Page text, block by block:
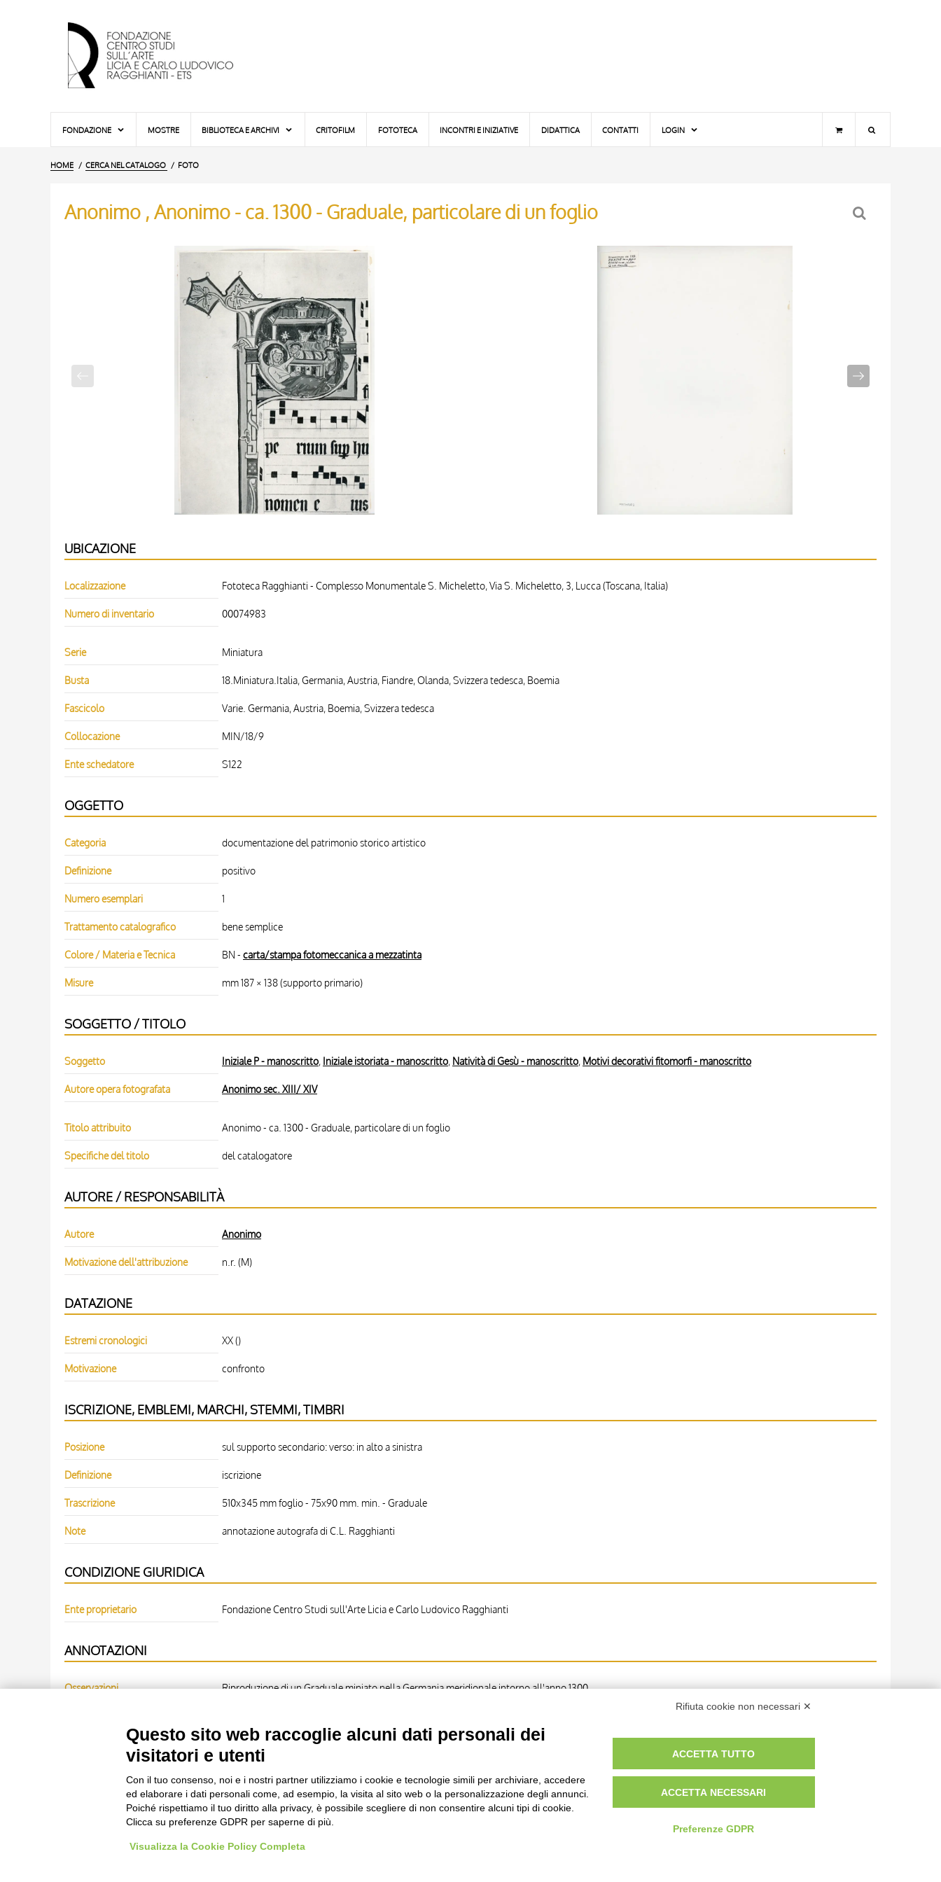
FONDAZIONE MOSTRE BIBLIOTECA E ARCHIVI CRITOFILM FOTOTECA INCONTRI E INIZIATIVE DIDATTICA CONTATTI LOGIN
HOME CERCA NEL CATALOGO FOTO
Anonimo , Anonimo - ca. 1300 - Graduale, particolare di un foglio
UBICAZIONE
Localizzazione Fototeca Ragghianti - Complesso Monumentale S. Micheletto, Via S. Micheletto, 3, Lucca (Toscana, Italia)
Numero di inventario 00074983
Serie Miniatura
Busta 18.Miniatura.Italia, Germania, Austria, Fiandre, Olanda, Svizzera tedesca, Boemia
Fascicolo Varie. Germania, Austria, Boemia, Svizzera tedesca
Collocazione MIN/18/9
Ente schedatore S122
OGGETTO
Categoria documentazione del patrimonio storico artistico
Definizione positivo
Numero esemplari 1
Trattamento catalografico bene semplice
Colore / Materia e Tecnica BN - carta/stampa fotomeccanica a mezzatinta
Misure mm 187 × 138 (supporto primario)
SOGGETTO / TITOLO
Soggetto Iniziale P - manoscritto, Iniziale istoriata - manoscritto, Natività di Gesù - manoscritto, Motivi decorativi fitomorfi - manoscritto
Autore opera fotografata Anonimo sec. XIII/ XIV
Titolo attribuito Anonimo - ca. 1300 - Graduale, particolare di un foglio
Specifiche del titolo del catalogatore
AUTORE / RESPONSABILITÀ
Autore Anonimo
Motivazione dell'attribuzione n.r. (M)
DATAZIONE
Estremi cronologici XX ()
Motivazione confronto
ISCRIZIONE, EMBLEMI, MARCHI, STEMMI, TIMBRI
Posizione sul supporto secondario: verso: in alto a sinistra
Definizione iscrizione
Trascrizione 510x345 mm foglio - 75x90 mm. min. - Graduale
Note annotazione autografa di C.L. Ragghianti
CONDIZIONE GIURIDICA
Ente proprietario Fondazione Centro Studi sull'Arte Licia e Carlo Ludovico Ragghianti
ANNOTAZIONI
Osservazioni Riproduzione di un Graduale miniato nella Germania meridionale intorno all'anno 1300.
OPERA RIPRODOTTA
Anonimo sec. XIII/ XIV, Iniziale P, Iniziale istoriata, Natività di Gesù, Motivi decorativi fitomorfi
Le immagini e le foto presenti in questo sito sono soggette alle norme sul diritto d’autore, legge 22 aprile 1941 n. 633. I diritti degli autori, degli artisti e dei fotografi che hanno realizzato le opere e le immagini, degli enti e
Rifiuta cookie non necessari ✕
Questo sito web raccoglie alcuni dati personali dei
visitatori e utenti
Con il tuo consenso, noi e i nostri partner utilizziamo i cookie e tecnologie simili per archiviare, accedere
ed elaborare i dati personali come, ad esempio, la visita al sito web o la personalizzazione degli annunci.
Poiché rispettiamo il tuo diritto alla privacy, è possibile scegliere di non consentire alcuni tipi di cookie.
Clicca su preferenze GDPR per saperne di più.
Visualizza la Cookie Policy Completa
ACCETTA TUTTO
ACCETTA NECESSARI
Preferenze GDPR